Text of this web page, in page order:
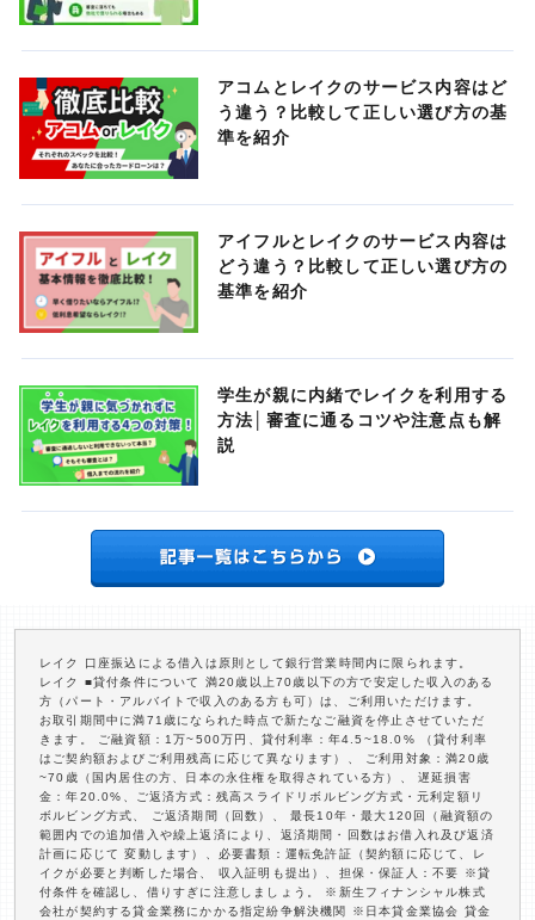
アコムとレイクのサービス内容はど
う違う？比較して正しい選び方の基
準を紹介
アイフルとレイクのサービス内容は
どう違う？比較して正しい選び方の
基準を紹介
学生が親に内緒でレイクを利用する
方法│審査に通るコツや注意点も解
説
レイク 口座振込による借入は原則として銀行営業時間内に限られます。
レイク ■貸付条件について 満20歳以上70歳以下の方で安定した収入のある
方（パート・アルバイトで収入のある方も可）は、ご利用いただけます。
お取引期間中に満71歳になられた時点で新たなご融資を停止させていただ
きます。 ご融資額：1万~500万円、貸付利率：年4.5~18.0% （貸付利率
はご契約額およびご利用残高に応じて異なります）、 ご利用対象：満20歳
~70歳（国内居住の方、日本の永住権を取得されている方）、 遅延損害
金：年20.0%、ご返済方式：残高スライドリボルビング方式・元利定額リ
ボルビング方式、 ご返済期間（回数）、 最長10年・最大120回（融資額の
範囲内での追加借入や繰上返済により、返済期間・回数はお借入れ及び返済
計画に応じて 変動します）、必要書類：運転免許証（契約額に応じて、レ
イクが必要と判断した場合、 収入証明も提出）、担保・保証人：不要 ※貸
付条件を確認し、借りすぎに注意しましょう。 ※新生フィナンシャル株式
会社が契約する貸金業務にかかる指定紛争解決機関 ※日本貸金業協会 貸金